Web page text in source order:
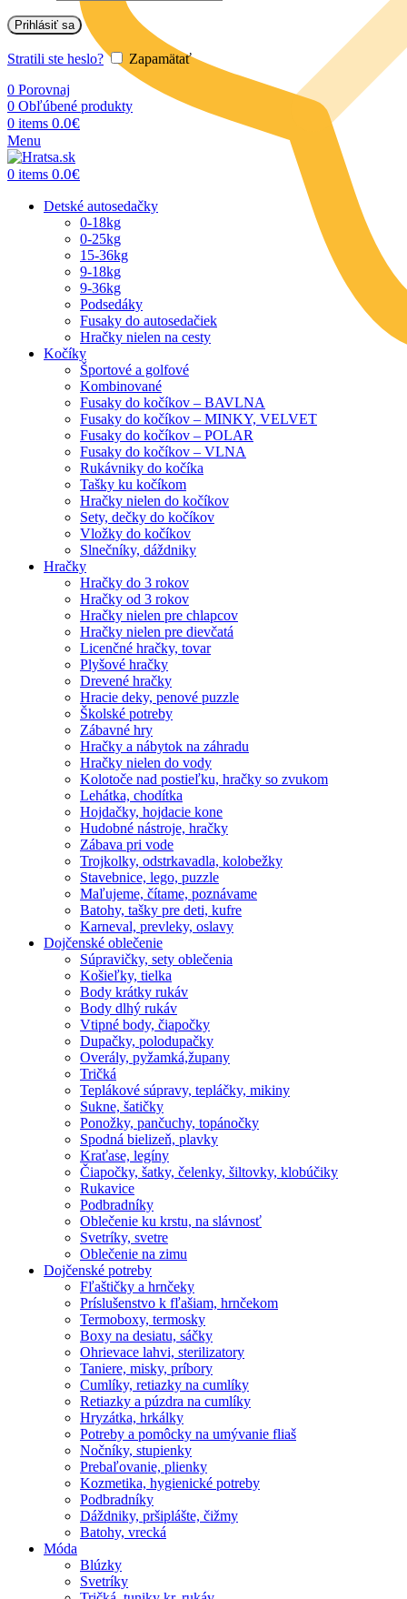
Prihlásiť sa
Stratili ste heslo?
Zapamätať
0 Porovnaj
0 Obľúbené produkty
0 items 0.0€
Menu
0 items 0.0€
Detské autosedačky
0-18kg
0-25kg
15-36kg
9-18kg
9-36kg
Podsedáky
Fusaky do autosedačiek
Hračky nielen na cesty
Kočíky
Športové a golfové
Kombinované
Fusaky do kočíkov – BAVLNA
Fusaky do kočíkov – MINKY, VELVET
Fusaky do kočíkov – POLAR
Fusaky do kočíkov – VLNA
Rukávniky do kočíka
Tašky ku kočíkom
Hračky nielen do kočíkov
Sety, dečky do kočíkov
Vložky do kočíkov
Slnečníky, dáždniky
Hračky
Hračky do 3 rokov
Hračky od 3 rokov
Hračky nielen pre chlapcov
Hračky nielen pre dievčatá
Licenčné hračky, tovar
Plyšové hračky
Drevené hračky
Hracie deky, penové puzzle
Školské potreby
Zábavné hry
Hračky a nábytok na záhradu
Hračky nielen do vody
Kolotoče nad postieľku, hračky so zvukom
Lehátka, chodítka
Hojdačky, hojdacie kone
Hudobné nástroje, hračky
Zábava pri vode
Trojkolky, odstrkavadla, kolobežky
Stavebnice, lego, puzzle
Maľujeme, čítame, poznávame
Batohy, tašky pre deti, kufre
Karneval, prevleky, oslavy
Dojčenské oblečenie
Súpravičky, sety oblečenia
Košieľky, tielka
Body krátky rukáv
Body dlhý rukáv
Vtipné body, čiapočky
Dupačky, polodupačky
Overály, pyžamká,župany
Tričká
Teplákové súpravy, tepláčky, mikiny
Sukne, šatičky
Ponožky, pančuchy, topánočky
Spodná bielizeň, plavky
Kraťase, legíny
Čiapočky, šatky, čelenky, šiltovky, klobúčiky
Rukavice
Podbradníky
Oblečenie ku krstu, na slávnosť
Svetríky, svetre
Oblečenie na zimu
Dojčenské potreby
Fľaštičky a hrnčeky
Príslušenstvo k fľašiam, hrnčekom
Termoboxy, termosky
Boxy na desiatu, sáčky
Ohrievace lahvi, sterilizatory
Taniere, misky, príbory
Cumlíky, retiazky na cumlíky
Retiazky a púzdra na cumlíky
Hryzátka, hrkálky
Potreby a pomôcky na umývanie fliaš
Nočníky, stupienky
Prebaľovanie, plienky
Kozmetika, hygienické potreby
Podbradníky
Dáždniky, pršiplášte, čižmy
Batohy, vrecká
Móda
Blúzky
Svetríky